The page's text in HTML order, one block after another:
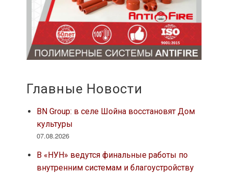
Главные Новости
BN Group: в селе Шойна восстановят Дом
культуры
07.08.2026
В «НУН» ведутся финальные работы по
внутренним системам и благоустройству